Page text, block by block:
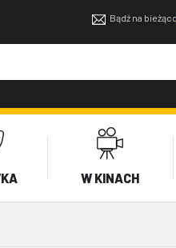
Bądź na
W KINACH